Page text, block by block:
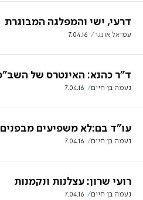
דרעי, ישי והמפלגה המבוגרת
עמיאל אונגר 7.04.16
ד"ר כהנא: האינטרס של
נעמה בן חיים 7.04.16
עו"ד בם:לא משפיעים מבפנים
נעמה בן חיים 7.04.16
רועי שרון: עצלנות ונקמנות
נעמה בן חיים 7.04.16